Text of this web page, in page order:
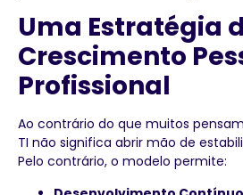
Uma Estratégia
Crescimento
Profissional
Ao contrário do que muitos
TI não significa abrir mão de
Pelo contrário, o modelo permite: